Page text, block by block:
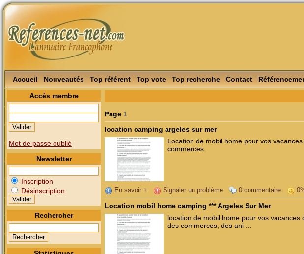
Accueil Nouveautés Top référent Top vote Top recherche Contact
Accès membre
Mot de passe oublié
Newsletter
Inscription
Désinscription
Rechercher
Page 1
location camping argeles sur mer
Location de mobil home pour vos
commerces.
En savoir + Signaler un problème 0 commentaire
Location mobil home camping *** Argeles Sur Mer
location de mobil home pour vos
des commerces, des ani ...